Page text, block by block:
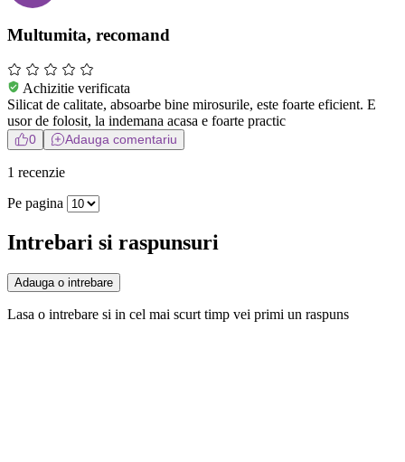
Multumita, recomand
Achizitie verificata
Silicat de calitate, absoarbe bine mirosurile, este foarte eficient. E
usor de folosit, la indemana acasa e foarte practic
0 Adauga comentariu
1 recenzie
Pe pagina
Intrebari si raspunsuri
Adauga o intrebare
Lasa o intrebare si in cel mai scurt timp vei primi un raspuns